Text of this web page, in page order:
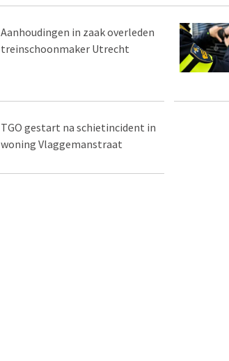
Aanhoudingen in zaak overleden
treinschoonmaker Utrecht
TGO gestart na schietincident in
woning Vlaggemanstraat